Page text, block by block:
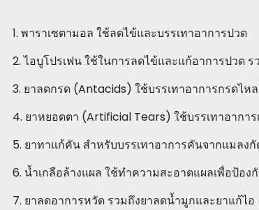
1. พาราเซตามอล ใช้ลดไข้และบรรเทาอาการปวด
2. ไอบูโปรเฟน ใช้ในการลดไข้และแก้อาการปวด ร
3. ยาลดกรด (Antacids) ใช้บรรเทาอาการกรดไห
4. ยาหยอดตา (Artificial Tears) ใช้บรรเทาอากา
5. ยาทาแก้คัน สำหรับบรรเทาอาการคันจากแมลง
6. น้ำเกลือล้างแผล ใช้ทำความสะอาดแผลเพื่อป้อง
7. ยาลดอาการหวัด รวมถึงยาลดน้ำมูกและยาแก้ไอ